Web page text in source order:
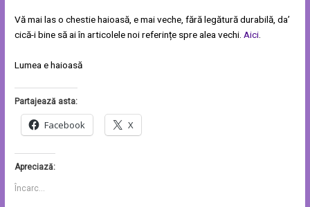
Vă mai las o chestie haioasă, e mai veche, fără legătură durabilă, da’
cică-i bine să ai în articolele noi referințe spre alea vechi.Aici.
Lumea e haioasă
Partajează asta:
Facebook X
Apreciază:
Încarc...